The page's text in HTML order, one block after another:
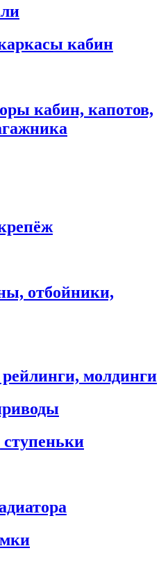
кабин
кабин, капотов,
отбойники,
молдинги